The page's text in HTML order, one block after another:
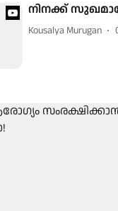
നിനക്ക്
Kousalya Murugan